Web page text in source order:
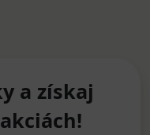
a získaj